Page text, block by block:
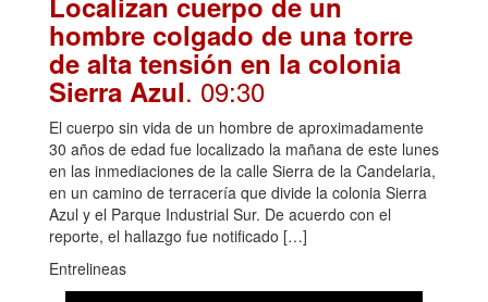
hombre colgado de una torre
de alta tensión en la colonia
Sierra Azul. 09:30
El cuerpo sin vida de un hombre de aproximadamente
30 años de edad fue localizado la mañana de este lunes
en las inmediaciones de la calle Sierra de la Candelaria,
en un camino de terracería que divide la colonia Sierra
Azul y el Parque Industrial Sur. De acuerdo con el
reporte, el hallazgo fue notificado […]
Entrelineas